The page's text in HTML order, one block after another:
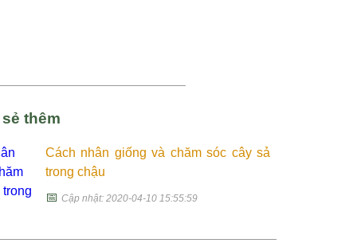
thêm
Cách nhân giống và chăm sóc cây sả
trong chậu
📅 Cập nhật: 2020-04-10 15:55:59